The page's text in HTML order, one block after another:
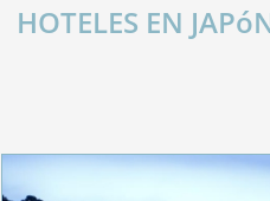
HOTELES EN